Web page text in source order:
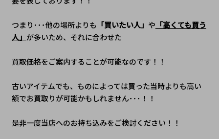
つまり･･･他の場所よりも 「買いたい人」 や 「高くても買う
人」 が多いため、それに合わせた
買取価格をご案内することが可能なのです！！
古いアイテムでも、ものによっては買った当時よりも高い
額でお買取りが可能かもしれません･･･！！
是非一度当店へのお持ち込みをご検討ください！！